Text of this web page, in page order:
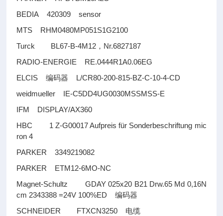
BEDIA 420309 sensor
MTS RHM0480MP051S1G2100
Turck BL67-B-4M12 ， Nr.6827187
RADIO-ENERGIE RE.0444R1A0.06EG
ELCIS编码器
L/CR80-200-815-BZ-C-10-4-CD
weidmueller IE-C5DD4UG0030MSSMSS-E
IFM DISPLAY/AX360
HBC 1 Z-G00017 Aufpreis für Sonderbeschriftung mic
ron 4
PARKER 3349219082
PARKER ETM12-6MO-NC
Magnet-Schultz GDAY 025x20 B21 Drw.65 Md 0,16N
cm 2343388 =24V 100%ED编码器
SCHNEIDER FTXCN3250 电缆